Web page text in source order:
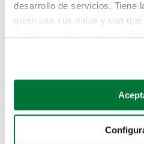
desarrollo de servicios. Tiene
quién usa sus datos y con
Si lo permite, también
Recopilar información
Identificar su dispositivo
Pero puedes encontrar el
buscando en alguno de
Coches de segunda mano
Coches de km0